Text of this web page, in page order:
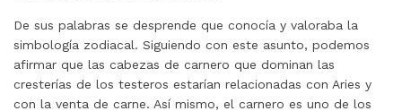
De sus palabras se desprende que conocía y valoraba la
simbología zodiacal. Siguiendo con este asunto, podemos
afirmar que las cabezas de carnero que dominan las
cresterías de los testeros estarían relacionadas con Aries y
con la venta de carne. Así mismo, el carnero es uno de los